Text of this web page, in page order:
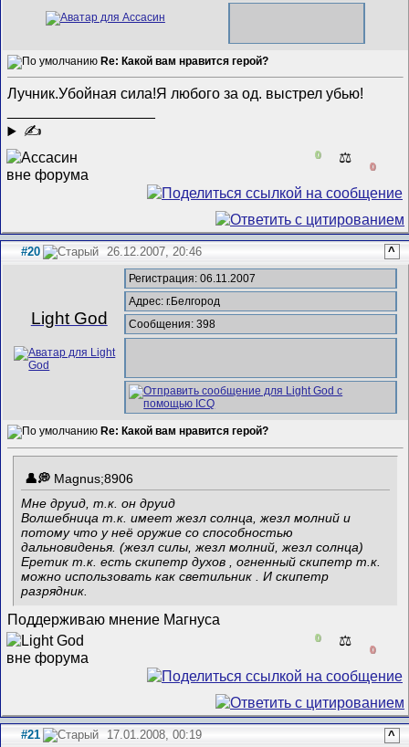
Re: Какой вам нравится герой?
Лучник.Убойная сила!Я любого за од. выстрел убью!
✍
0 ⚖️
0
#20 26.12.2007, 20:46 ^
Light God
Регистрация: 06.11.2007
Адрес: г.Белгород
Сообщения: 398
Re: Какой вам нравится герой?
Magnus;8906
Мне друид, т.к. он друид
Волшебница т.к. имеет жезл солнца, жезл молний и
потому что у неё оружие со способностью
дальновиденья. (жезл силы, жезл молний, жезл солнца)
Еретик т.к. есть скипетр духов , огненный скипетр т.к.
можно использовать как светильник . И скипетр
разрядник.
Поддерживаю мнение Магнуса
0 ⚖️
0
#21 17.01.2008, 00:19 ^